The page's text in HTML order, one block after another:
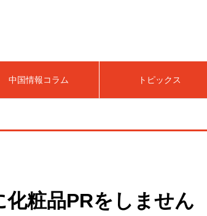
中国情報コラム トピックス
粧品PRをしません